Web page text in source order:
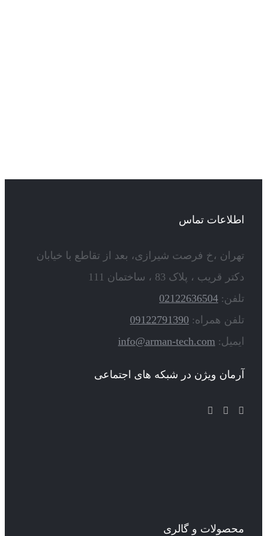
اطلاعات تماس
تهران ،خ فرصت شیرازی، بعد از تقاطع با خیابان
دکتر قریب ، پلاک 83 ، ساختمان 111
تلفن: 02122636504
تلفن همراه: 09122791390
ایمیل: info@arman-tech.com
آرمان ویژن در شبکه های اجتماعی
محصولات و گالری